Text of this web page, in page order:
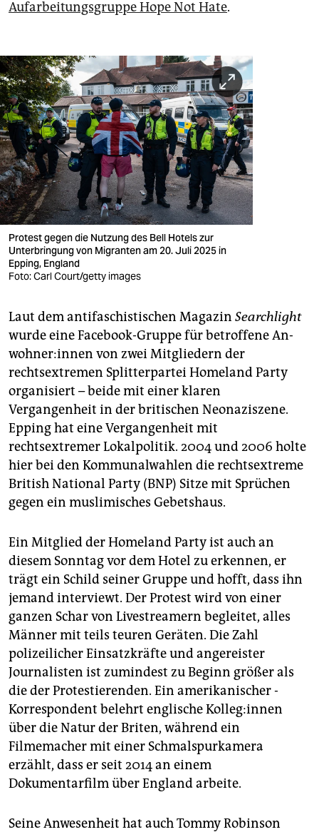
Aufarbeitungsgruppe Hope Not Hate.
Protest gegen die Nutzung des Bell Hotels zur
Unterbringung von Migranten am 20. Juli 2025 in
Epping, England
Foto: Carl Court/getty images
Laut dem antifaschistischen Magazin Searchlight
wurde eine Facebook-Gruppe für betroffene An­
woh­ne­r:in­nen von zwei Mitgliedern der
rechtsextremen Splitterpartei Homeland Party
organisiert – beide mit einer klaren
Vergangenheit in der britischen Neonaziszene.
Epping hat eine Vergangenheit mit
rechtsextremer Lokalpolitik. 2004 und 2006 holte
hier bei den Kommunalwahlen die rechtsextreme
British National Party (BNP) Sitze mit Sprüchen
gegen ein muslimisches Gebetshaus.
Ein Mitglied der Homeland Party ist auch an
diesem Sonntag vor dem Hotel zu erkennen, er
trägt ein Schild seiner Gruppe und hofft, dass ihn
jemand interviewt. Der Protest wird von einer
ganzen Schar von Livestreamern begleitet, alles
Männer mit teils teuren Geräten. Die Zahl
polizeilicher Einsatzkräfte und angereister
Journalisten ist zumindest zu Beginn größer als
die der Protestierenden. Ein amerikanischer ­
Korrespondent belehrt englische Kol­le­g:in­nen
über die Natur der Briten, während ein
Filmemacher mit einer Schmalspurkamera
erzählt, dass er seit 2014 an einem
Dokumentarfilm über England arbeite.
Seine Anwesenheit hat auch Tommy Robinson